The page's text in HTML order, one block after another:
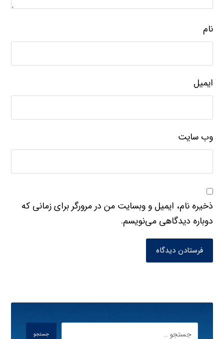
نام
ایمیل
وب‌ سایت
ذخیره نام، ایمیل و وبسایت من در مرورگر برای زمانی که
دوباره دیدگاهی می‌نویسم.
فرستادن دیدگاه
جستجو